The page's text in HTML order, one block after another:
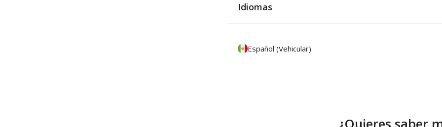
Idiomas
Español (Vehicular)
¿Quieres saber